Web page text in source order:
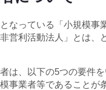
なっている「小規模事
営利活動法人」とは、
は、以下の5つの要件
事業者等であることが